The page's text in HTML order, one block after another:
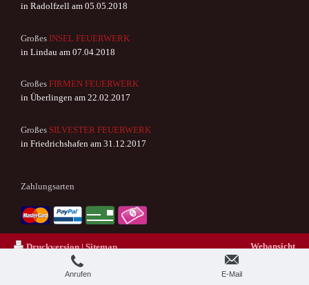
in Radolfzell am 05.05.2018
Großes INSEL FEUERWERK
in Lindau am 07.04.2018
Großes FIRMEN FEUERWERK
in Überlingen am 22.02.2017
Großes SILVESTER FEUERWERK
in Friedrichshafen am 31.12.2017
Zahlungsarten
Druckversion | Sitemap
FREY Fireworks GmbH - Feuerwerk
am Bodensee - 2026
Webansicht
Anrufen E-Mail